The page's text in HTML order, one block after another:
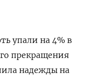
упали на 4% в
прекращения
надежды на